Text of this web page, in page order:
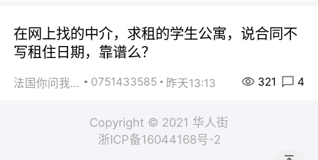
在网上找的中介，求租的学生公寓，说合同不
写租住日期，靠谱么？
法国你问我答 0751433585 昨天13:13 321 4
Copyright © 2021 华人街
浙ICP备16044168号-2